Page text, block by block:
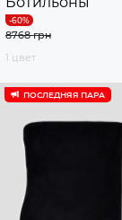
8768 грн
1 цвет
ПОСЛЕДНЯЯ ПАРА